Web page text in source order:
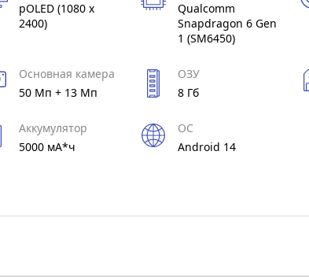
pOLED (1080 x
2400)
Qualcomm
Snapdragon 6 Gen
1 (SM6450)
Основная камера
50 Мп + 13 Мп
ОЗУ
8 Гб
Аккумулятор
5000 мА*ч
ОС
Android 14